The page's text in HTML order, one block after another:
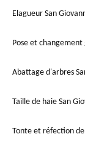
Elagueur San
Pose et
Abattage d'arbres
Taille de haie San
Tonte et réfection